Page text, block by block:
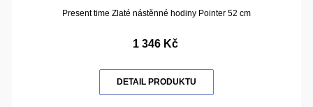
Present time Zlaté nástěnné hodiny Pointer 52 cm
1 346 Kč
DETAIL PRODUKTU